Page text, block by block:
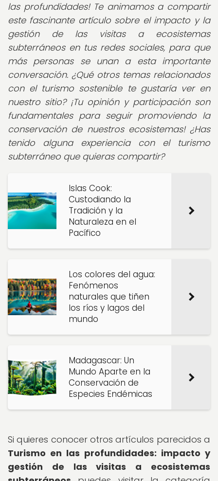
las profundidades! Te animamos a compartir
este fascinante artículo sobre el impacto y la
gestión de las visitas a ecosistemas
subterráneos en tus redes sociales, para que
más personas se unan a esta importante
conversación. ¿Qué otros temas relacionados
con el turismo sostenible te gustaría ver en
nuestro sitio? ¡Tu opinión y participación son
fundamentales para seguir promoviendo la
conservación de nuestros ecosistemas! ¿Has
tenido alguna experiencia con el turismo
subterráneo que quieras compartir?
Islas Cook:
Custodiando la
Tradición y la
Naturaleza en el
Pacífico
Los colores del agua:
Fenómenos
naturales que tiñen
los ríos y lagos del
mundo
Madagascar: Un
Mundo Aparte en la
Conservación de
Especies Endémicas
Si quieres conocer otros artículos parecidos a
Turismo en las profundidades: impacto y
gestión de las visitas a ecosistemas